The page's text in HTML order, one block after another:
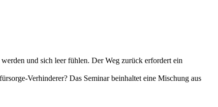
und sich leer fühlen. Der Weg zurück erfordert ein
Verhinderer? Das Seminar beinhaltet eine Mischung aus